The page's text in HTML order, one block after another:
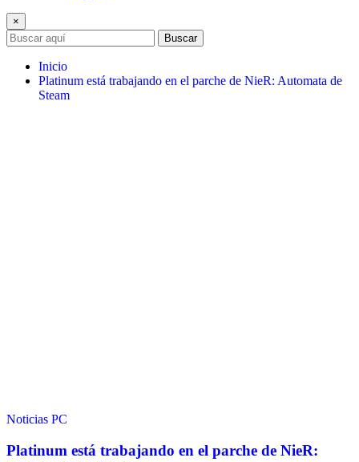
×
Buscar
Inicio
Platinum está trabajando en el parche de NieR: Automata de
Steam
Noticias PC
Platinum está trabajando en el parche de NieR: